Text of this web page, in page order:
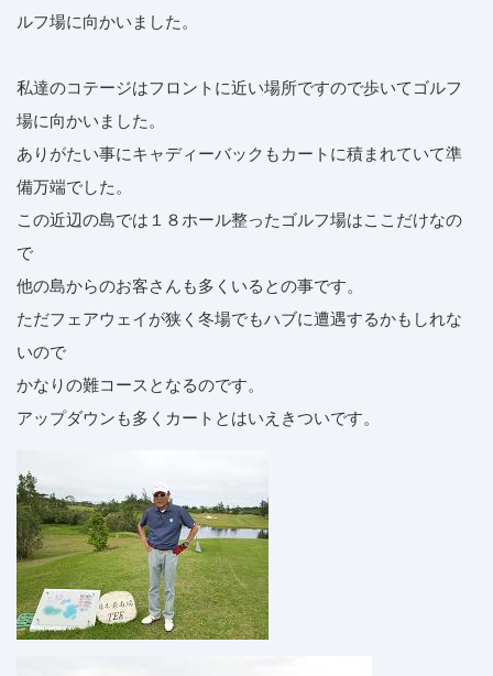
ルフ場に向かいました。
私達のコテージはフロントに近い場所ですので歩いてゴルフ
場に向かいました。
ありがたい事にキャディーバックもカートに積まれていて準
備万端でした。
この近辺の島では１８ホール整ったゴルフ場はここだけなの
で
他の島からのお客さんも多くいるとの事です。
ただフェアウェイが狭く冬場でもハブに遭遇するかもしれな
いので
かなりの難コースとなるのです。
アップダウンも多くカートとはいえきついです。